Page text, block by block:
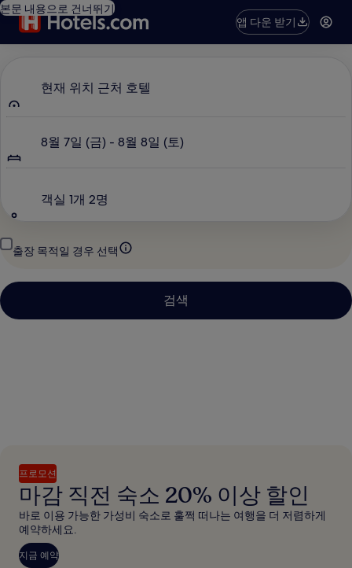
본문 내용으로 건너뛰기
앱 다운 받기
현재 위치 근처 호텔
8월 7일 (금) - 8월 8일 (토)
객실 1개 2명
출장 목적일 경우 선택
검색
프로모션
마감 직전 숙소 20% 이상 할인
바로 이용 가능한 가성비 숙소로 훌쩍 떠나는 여행을 더 저렴하게
예약하세요.
지금 예약